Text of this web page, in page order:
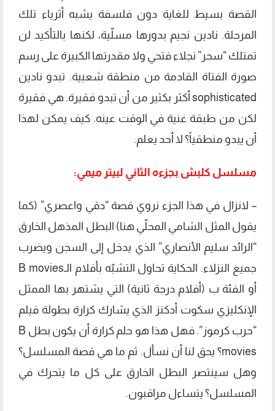
القصة بسيط للغاية دون فلسفة يشبه أثرياء تلك
المرحلة. نادين نجيم بدورها مسلّية، لكنها بالتأكيد لن
تمتلك “سحر” نجلاء فتحي ولا مقدرتها الكبيرة على رسم
صورة الفتاة القادمة من منطقة شعبية. تبدو نادين
sophisticated أكثر بكثير من أن تبدو فقيرة. هي فقيرة
لكن من طبقة غنية في الوقت عينه. كيف يمكن لهذا
أن يبدو منطقياً؟ لا أحد يعلم.
مسلسل كلبش بجزءه الثاني لبيتر ميمي:
– لانزال في هذا الجزء نروي قصة “دقي واعصري” (كما
يقول المثل الشامي المحلّي هنا) البطل المذهل الخارق
“الرائد سليم الأنصاري” الذي يدخل إلى السجن ويضرب
جميع النزلاء. الحكاية تحاول التشبّه بأفلام الـB movies
أو الفئة ب (أفلام درجة ثانية) التي يشتهر بها الممثل
الإنكليزي سكوت أدكنز الذي يشارك كرارة بطولة فيلم
“حرب كرموز”. فهل هذا هو حلم كرارة أن يكون بطل B
movies؟ يحق لنا أن نسأل. ثم ما هي قصة المسلسل؟
وهل سينتصر البطل الخارق على كل ما يتحرك في
المسلسل؟ يتساءل مراقبون.